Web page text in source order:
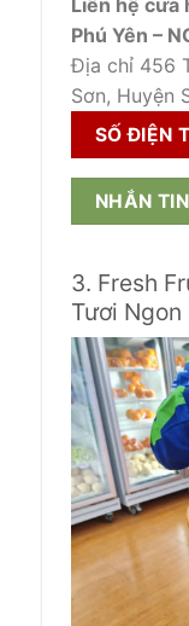
Liên hệ cửa
Phú Yên –
Địa chỉ 456
Sơn, Huyện
SỐ ĐIỆN
NHẮN
3. Fresh
Tươi